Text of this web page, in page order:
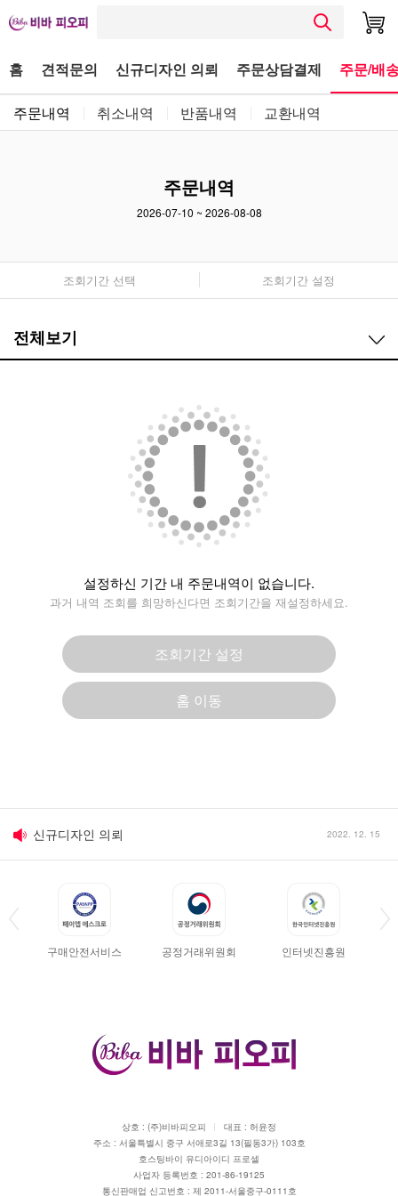
홈 견적문의 신규디자인 의뢰 주문상담결제 주문/배
주문내역 취소내역 반품내역 교환내역
주문내역
2026-07-10 ~ 2026-08-08
조회기간 선택 조회기간 설정
전체보기
설정하신 기간 내 주문내역이 없습니다.
과거 내역 조회를 희망하신다면 조회기간을 재설정하세요.
조회기간 설정
홈 이동
신규디자인 의뢰 2022. 12. 15
반품 · 환불시 유의사항
구매안전서비스 공정거래위원회 인터넷진흥원
상호 : (주)비바피오피
대표 : 허윤정
주소 : 서울특별시 중구 서애로3길 13(필동3가) 103호
호스팅바이 유디아이디 프로셀
사업자 등록번호 : 201-86-19125
통신판매업 신고번호 : 제 2011-서울중구-0111호